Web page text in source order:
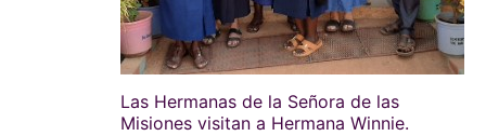
Las Hermanas de la Señora de las
Misiones visitan a Hermana Winnie.